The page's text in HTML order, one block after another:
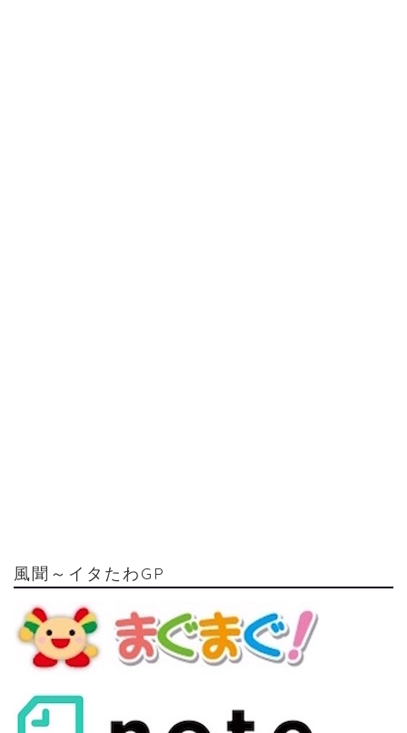
風聞～イタたわGP